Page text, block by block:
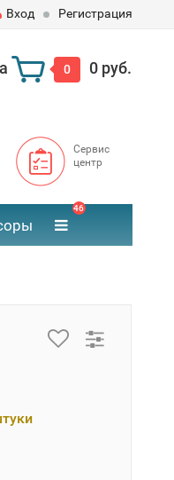
Вход Регистрация
0 0 руб.
Сервис
центр
46